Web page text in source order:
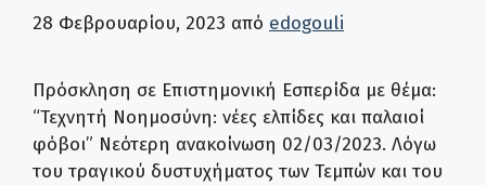
28 Φεβρουαρίου, 2023 από edogouli
Πρόσκληση σε Επιστημονική Εσπερίδα με θέμα:
“Τεχνητή Νοημοσύνη: νέες ελπίδες και παλαιοί
φόβοι” Νεότερη ανακοίνωση 02/03/2023. Λόγω
του τραγικού δυστυχήματος των Τεμπών και του